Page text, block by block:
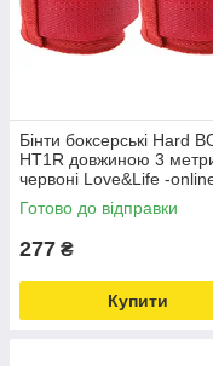
Бінти боксерські Hard
HT1R довжиною 3
червоні Love&Life -
multimarket-
Готово до відправки
277 ₴
Купити